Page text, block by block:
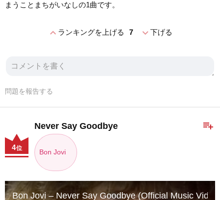
まうことまちがいなしの1曲です。
expand_lessランキングを上げる 7 expand_more下げる
問題を報告する
playlist_add
Never Say Goodbye
Bon Jovi
4位
Bon Jovi – Never Say Goodbye (Official Music